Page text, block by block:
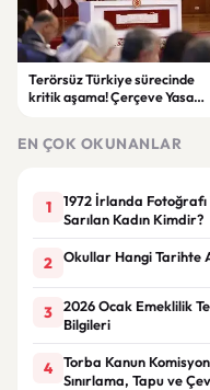
Terörsüz Türkiye sürecinde
kritik aşama! Çerçeve Yasa
EN ÇOK OKUNANLAR
1
1972 İrlanda
Sarılan Kadın Kimdir?
2 Okullar Hangi Tarihte
3
2026 Ocak Emeklilik
Bilgileri
4
Torba Kanun
Sınırlama, Tapu ve